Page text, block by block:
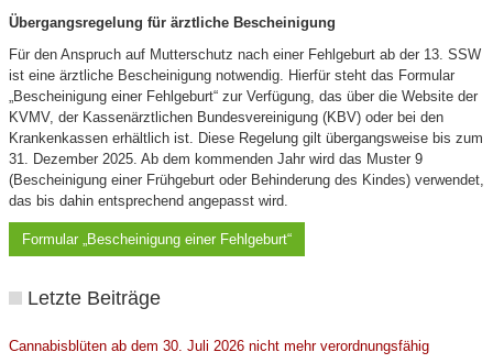
Übergangsregelung für ärztliche Bescheinigung
Für den Anspruch auf Mutterschutz nach einer Fehlgeburt ab der 13. SSW
ist eine ärztliche Bescheinigung notwendig. Hierfür steht das Formular
„Bescheinigung einer Fehlgeburt“ zur Verfügung, das über die Website der
KVMV, der Kassenärztlichen Bundesvereinigung (KBV) oder bei den
Krankenkassen erhältlich ist. Diese Regelung gilt übergangsweise bis zum
31. Dezember 2025. Ab dem kommenden Jahr wird das Muster 9
(Bescheinigung einer Frühgeburt oder Behinderung des Kindes) verwendet,
das bis dahin entsprechend angepasst wird.
Formular „Bescheinigung einer Fehlgeburt“
Letzte Beiträge
Cannabisblüten ab dem 30. Juli 2026 nicht mehr verordnungsfähig